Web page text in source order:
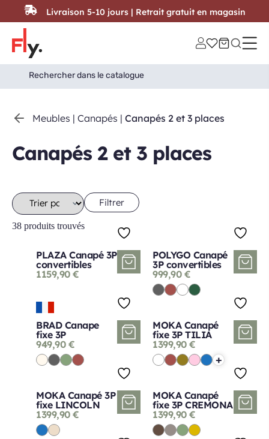
Passer au contenu
Search
for:
Search Button
Meubles | Canapés | Canapés 2 et 3 places
Canapés 2 et 3 places
Filtrer
38 produits trouvés
PLAZA Canapé 3P
convertibles
1159,90 €
POLYGO Canapé
3P convertibles
999,90 €
BRAD Canape
fixe 3P
949,90 €
MOKA Canapé
fixe 3P TILIA
1399,90 €
+
MOKA Canapé 3P
fixe LINCOLN
1399,90 €
MOKA Canapé
fixe 3P CREMONA
1399,90 €
Livraison 5-10 jours | Retrait gratuit en magasin